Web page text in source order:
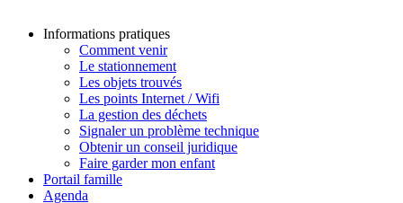
Informations pratiques
Comment venir
Le stationnement
Les objets trouvés
Les points Internet / Wifi
La gestion des déchets
Signaler un problème technique
Obtenir un conseil juridique
Faire garder mon enfant
Portail famille
Agenda